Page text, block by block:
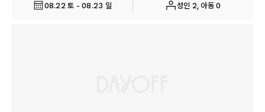
08.22 토 - 08.23 일 성인 2, 아동 0